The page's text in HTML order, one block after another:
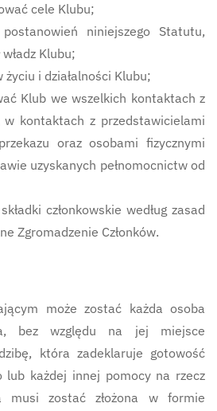
cele Klubu;
niniejszego Statutu,
Klubu;
życiu i działalności Klubu;
Klub we wszelkich kontaktach z
w kontaktach z przedstawicielami
oraz osobami fizycznymi
uzyskanych pełnomocnictw od
członkowskie według zasad
Zgromadzenie Członków.
może zostać każda osoba
bez względu na jej miejsce
która zadeklaruje gotowość
lub każdej innej pomocy na rzecz
musi zostać złożona w formie